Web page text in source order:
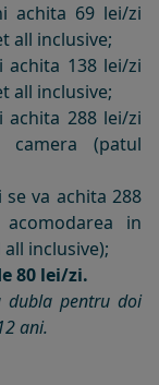
achita 69 lei/zi
all inclusive;
138 lei/zi
all inclusive;
288 lei/zi
camera (patul
va achita 288
in
inclusive);
80 lei/zi.
dubla pentru doi
ani.